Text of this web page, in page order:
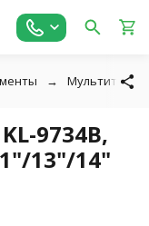
Мультитулы
9734B,
13"/14"